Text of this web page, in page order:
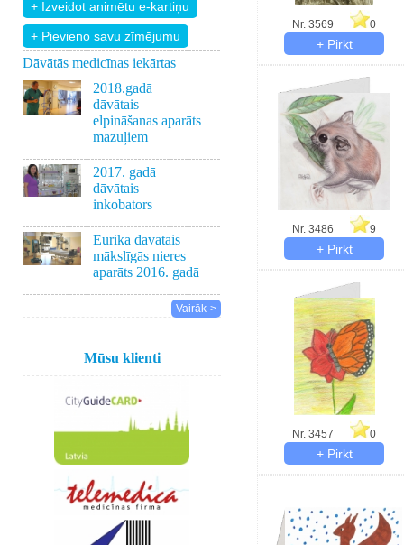
+ Pievieno savu zīmējumu
Dāvātās medicīnas iekārtas
2018.gadā
dāvātais
elpināšanas aparāts
mazuļiem
2017. gadā
dāvātais
inkobators
Eurika dāvātais
mākslīgās nieres
aparāts 2016. gadā
Vairāk->
Mūsu klienti
Nr. 3569 0
Nr. 3486 9
Nr. 3457 0